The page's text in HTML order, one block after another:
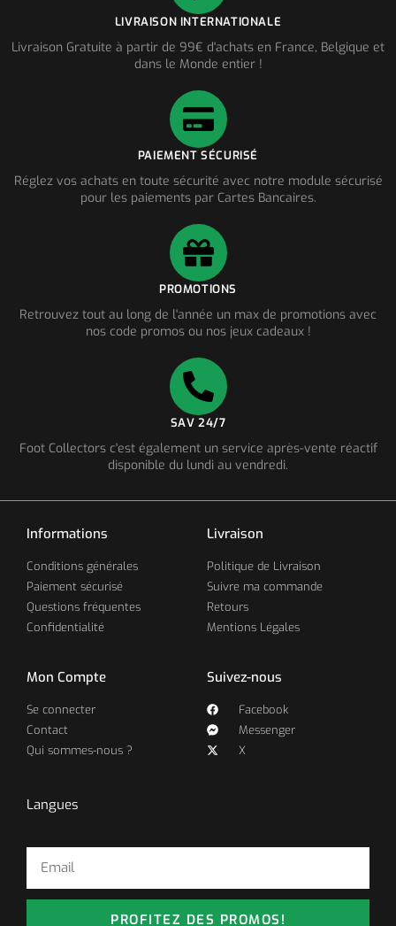
LIVRAISON INTERNATIONALE
Livraison Gratuite à partir de 99€ d'achats en France, Belgique et
dans le Monde entier !
PAIEMENT SÉCURISÉ
Réglez vos achats en toute sécurité avec notre module sécurisé
pour les paiements par Cartes Bancaires.
PROMOTIONS
Retrouvez tout au long de l'année un max de promotions avec
nos code promos ou nos jeux cadeaux !
SAV 24/7
Foot Collectors c'est également un service après-vente réactif
disponible du lundi au vendredi.
Informations
Conditions générales
Paiement sécurisé
Questions fréquentes
Confidentialité
Livraison
Politique de Livraison
Suivre ma commande
Retours
Mentions Légales
Mon Compte
Se connecter
Contact
Qui sommes-nous ?
Suivez-nous
Facebook
Messenger
X
Langues
PROFITEZ DES PROMOS!